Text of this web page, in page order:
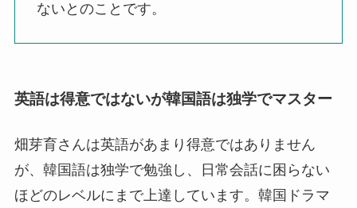
ないとのことです。
英語は得意ではないが韓国語は独学でマスター
畑芽育さんは英語があまり得意ではありません
が、韓国語は独学で勉強し、日常会話に困らない
ほどのレベルにまで上達しています。韓国ドラマ